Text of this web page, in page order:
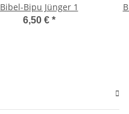
Bibel-Bipu Jünger 1
6,50 € *